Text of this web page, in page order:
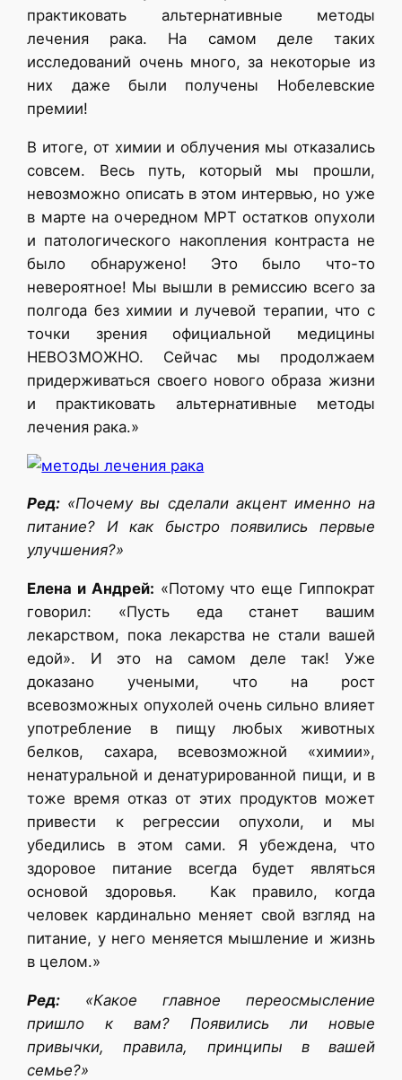
практиковать альтернативные методы
лечения рака. На самом деле таких
исследований очень много, за некоторые из
них даже были получены Нобелевские
премии!
В итоге, от химии и облучения мы отказались
совсем. Весь путь, который мы прошли,
невозможно описать в этом интервью, но уже
в марте на очередном МРТ остатков опухоли
и патологического накопления контраста не
было обнаружено! Это было что-то
невероятное! Мы вышли в ремиссию всего за
полгода без химии и лучевой терапии, что с
точки зрения официальной медицины
НЕВОЗМОЖНО. Сейчас мы продолжаем
придерживаться своего нового образа жизни
и практиковать альтернативные методы
лечения рака.»
Ред: «Почему вы сделали акцент именно на
питание? И как быстро появились первые
улучшения?»
Елена и Андрей: «Потому что еще Гиппократ
говорил: «Пусть еда станет вашим
лекарством, пока лекарства не стали вашей
едой». И это на самом деле так! Уже
доказано учеными, что на рост
всевозможных опухолей очень сильно влияет
употребление в пищу любых животных
белков, сахара, всевозможной «химии»,
ненатуральной и денатурированной пищи, и в
тоже время отказ от этих продуктов может
привести к регрессии опухоли, и мы
убедились в этом сами. Я убеждена, что
здоровое питание всегда будет являться
основой здоровья. Как правило, когда
человек кардинально меняет свой взгляд на
питание, у него меняется мышление и жизнь
в целом.»
Ред: «Какое главное переосмысление
пришло к вам? Появились ли новые
привычки, правила, принципы в вашей
семье?»